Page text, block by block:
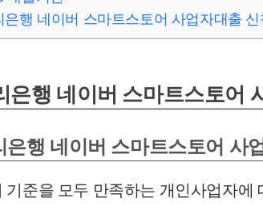
은행 네이버 스마트스토어 사업자대출 신
은행 네이버 스마트스토어
은행 네이버 스마트스토어 사
기준을 모두 만족하는 개인사업자에